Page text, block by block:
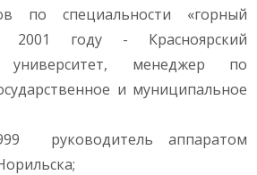
по специальности «горный
году - Красноярский
университет, менеджер по
и муниципальное
руководитель аппаратом